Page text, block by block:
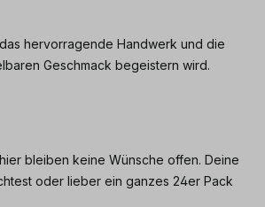
hervorragende Handwerk und die
Geschmack begeistern wird.
bleiben keine Wünsche offen. Deine
oder lieber ein ganzes 24er Pack